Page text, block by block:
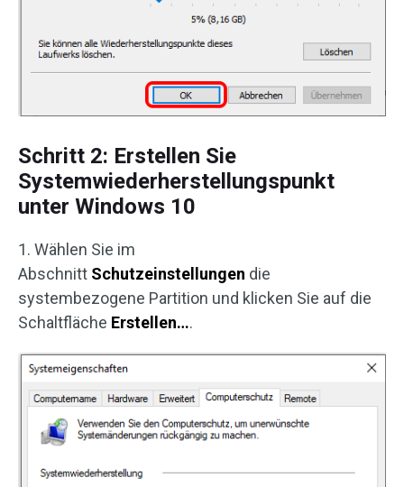
Schritt 2: Erstellen Sie
Systemwiederherstellungspunkt
unter Windows 10
1. Wählen Sie im
Abschnitt Schutzeinstellungen die
systembezogene Partition und klicken Sie auf die
Schaltfläche Erstellen….